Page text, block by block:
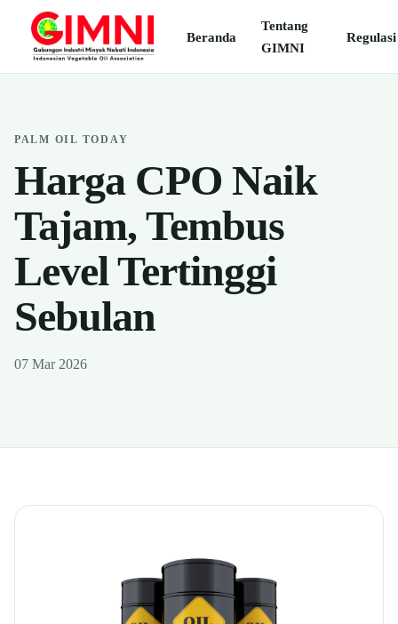
Beranda
Tentang
GIMNI
Regulasi
PALM OIL TODAY
Harga CPO Naik
Tajam, Tembus
Level Tertinggi
Sebulan
07 Mar 2026